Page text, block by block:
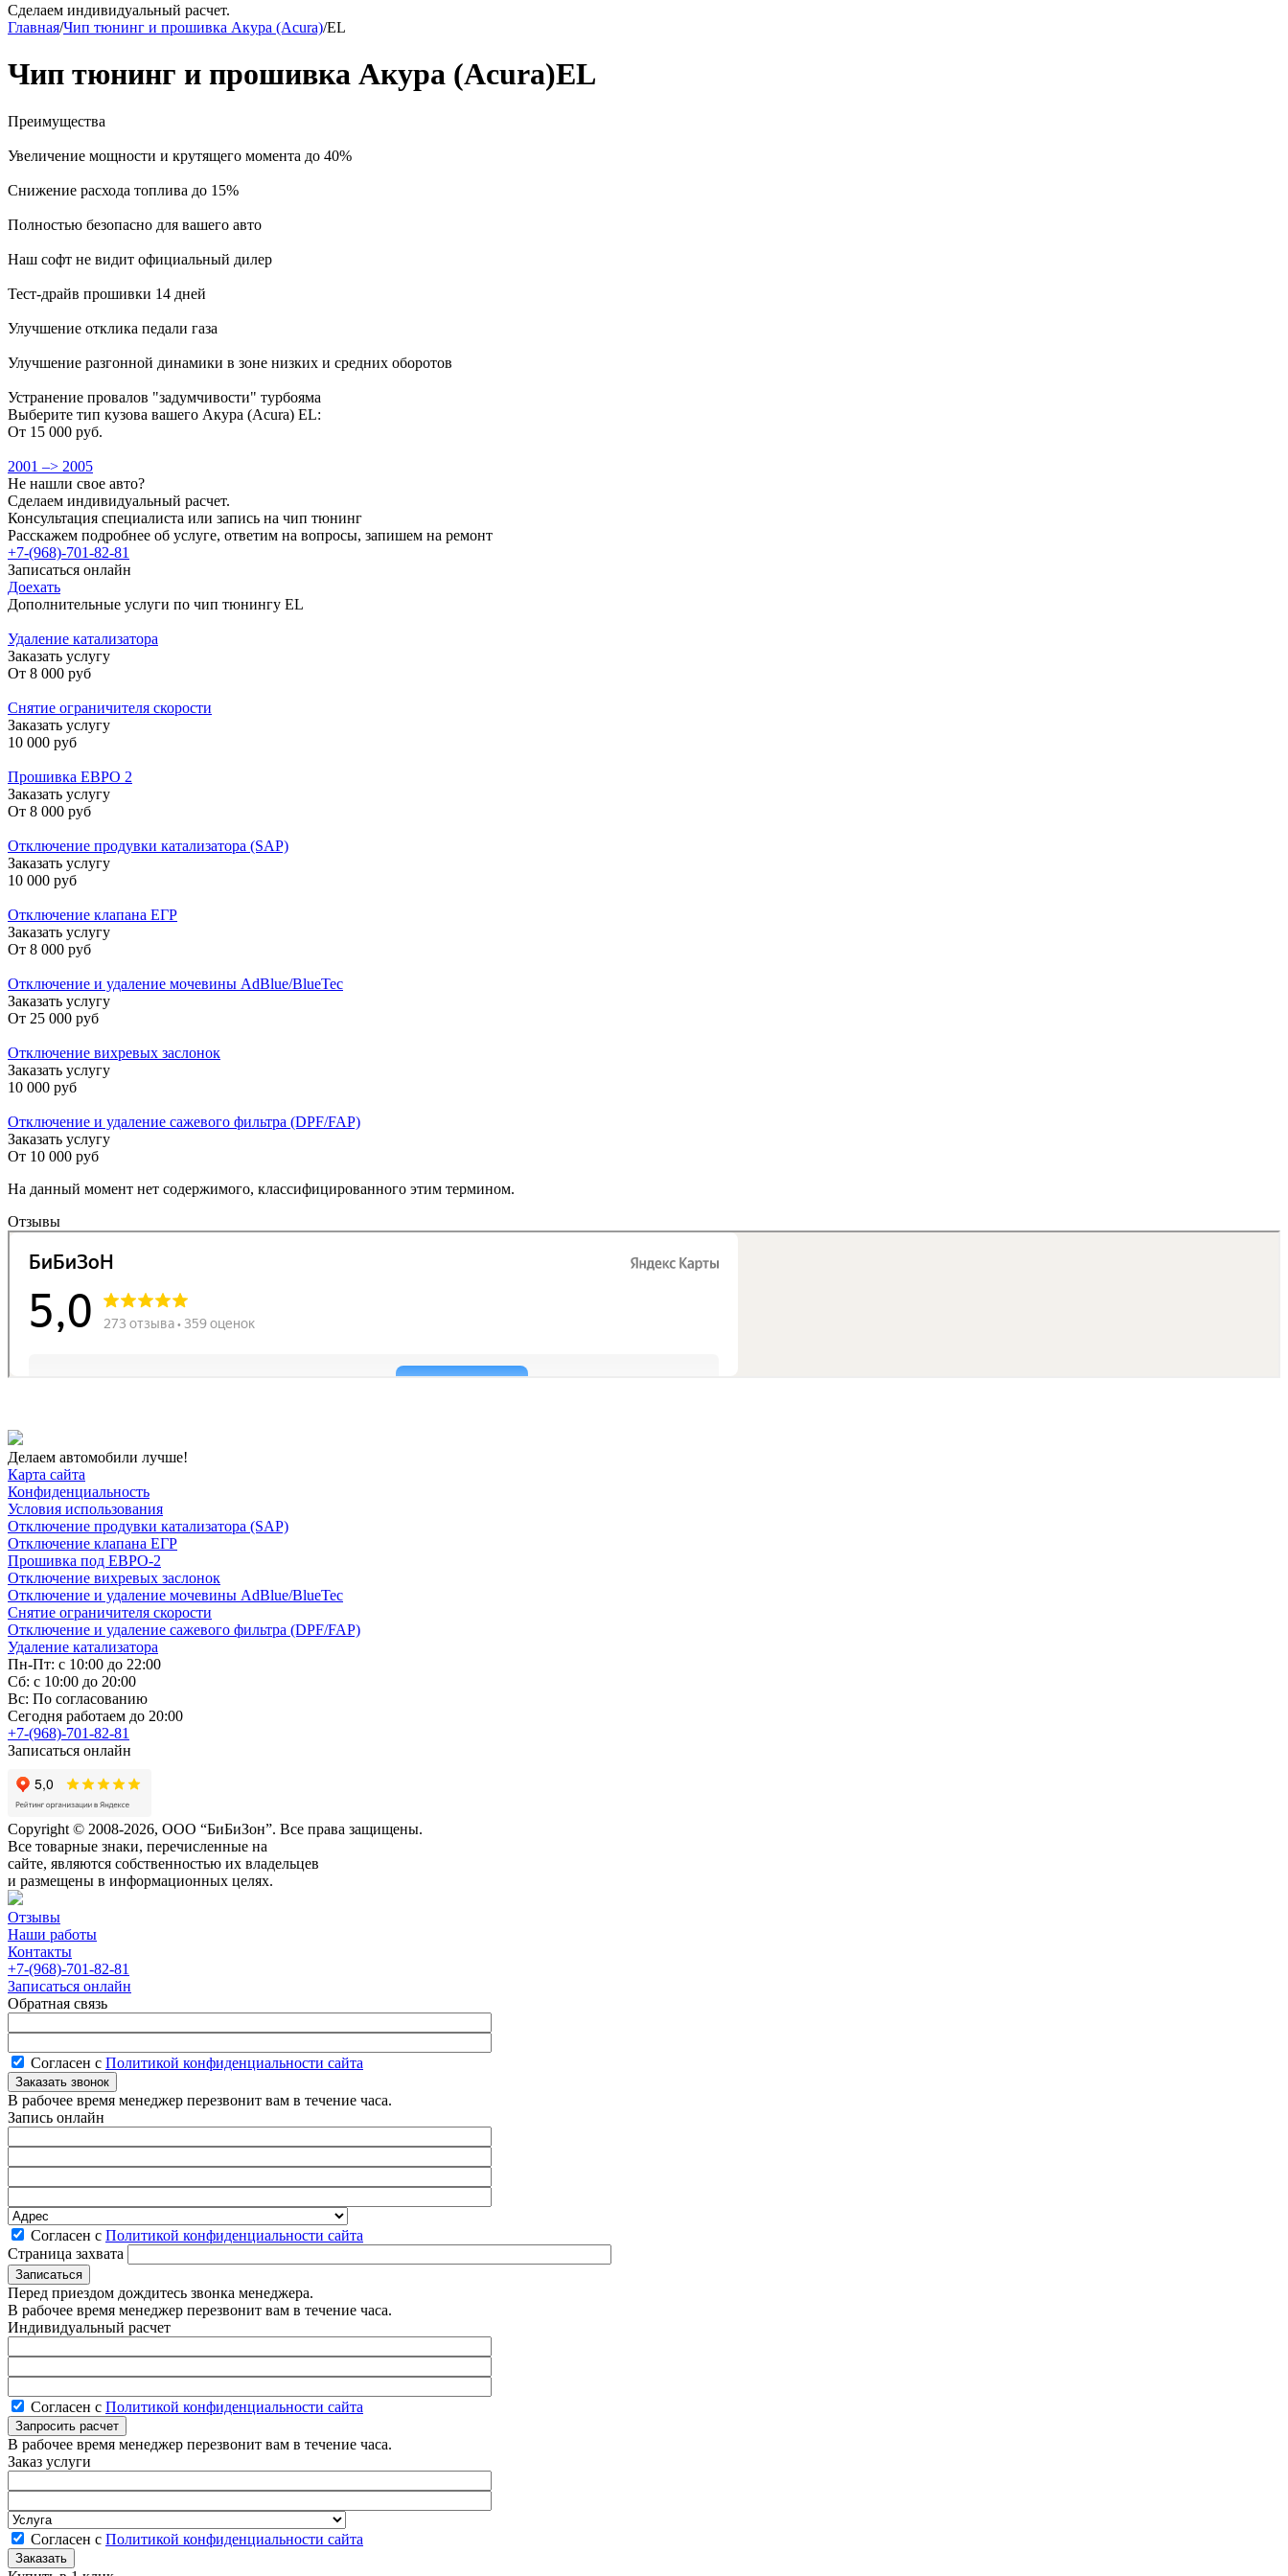
Сделаем индивидуальный расчет.
Главная/Чип тюнинг и прошивка Акура (Acura)/EL
Чип тюнинг и прошивка Акура (Acura)EL
Преимущества
Увеличение мощности и крутящего момента до 40%
Снижение расхода топлива до 15%
Полностью безопасно для вашего авто
Наш софт не видит официальный дилер
Тест-драйв прошивки 14 дней
Улучшение отклика педали газа
Улучшение разгонной динамики в зоне низких и средних оборотов
Устранение провалов "задумчивости" турбояма
Выберите тип кузова вашего Акура (Acura) EL:
От 15 000 руб.
2001 –> 2005
Не нашли свое авто?
Сделаем индивидуальный расчет.
Консультация специалиста или запись на чип тюнинг
Расскажем подробнее об услуге, ответим на вопросы, запишем на ремонт
+7-(968)-701-82-81
Записаться онлайн
Доехать
Дополнительные услуги по чип тюнингу EL
Удаление катализатора
Заказать услугу
От 8 000 руб
Снятие ограничителя скорости
Заказать услугу
10 000 руб
Прошивка ЕВРО 2
Заказать услугу
От 8 000 руб
Отключение продувки катализатора (SAP)
Заказать услугу
10 000 руб
Отключение клапана ЕГР
Заказать услугу
От 8 000 руб
Отключение и удаление мочевины AdBlue/BlueTec
Заказать услугу
От 25 000 руб
Отключение вихревых заслонок
Заказать услугу
10 000 руб
Отключение и удаление сажевого фильтра (DPF/FAP)
Заказать услугу
От 10 000 руб
На данный момент нет содержимого, классифицированного этим термином.
Отзывы
Делаем автомобили лучше!
Карта сайта
Конфиденциальность
Условия использования
Отключение продувки катализатора (SAP)
Отключение клапана ЕГР
Прошивка под ЕВРО-2
Отключение вихревых заслонок
Отключение и удаление мочевины AdBlue/BlueTec
Снятие ограничителя скорости
Отключение и удаление сажевого фильтра (DPF/FAP)
Удаление катализатора
Пн-Пт: с 10:00 до 22:00
Сб: с 10:00 до 20:00
Вс: По согласованию
Сегодня работаем до 20:00
+7-(968)-701-82-81
Записаться онлайн
Copyright © 2008-2026, ООО “БиБиЗон”. Все права защищены.
Все товарные знаки, перечисленные на
сайте, являются собственностью их владельцев
и размещены в информационных целях.
Отзывы
Наши работы
Контакты
+7-(968)-701-82-81
Записаться онлайн
Обратная связь
Согласен с Политикой конфиденциальности сайта
В рабочее время менеджер перезвонит вам в течение часа.
Запись онлайн
Согласен с Политикой конфиденциальности сайта
Страница захвата
Перед приездом дождитесь звонка менеджера.
В рабочее время менеджер перезвонит вам в течение часа.
Индивидуальный расчет
Согласен с Политикой конфиденциальности сайта
В рабочее время менеджер перезвонит вам в течение часа.
Заказ услуги
Согласен с Политикой конфиденциальности сайта